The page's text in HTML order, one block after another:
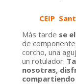
CEIP
Más tarde se
de
corcho, una
un rotulador.
nosotras,